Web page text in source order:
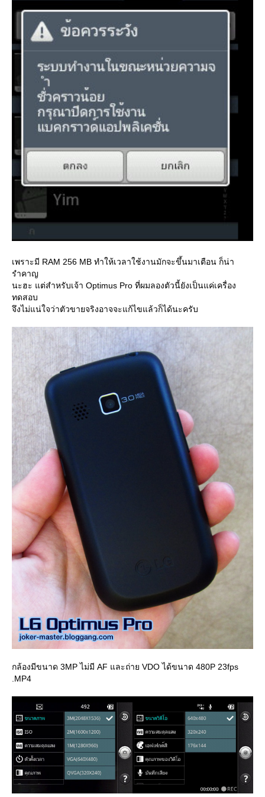
เพราะมี RAM 256 MB ทำให้เวลาใช้งานมักจะขึ้นมาเตือน ก็น่า
รำคาญ
นะฮะ แต่สำหรับเจ้า Optimus Pro ที่ผมลองตัวนี้ยังเป็นแค่เครื่อง
ทดสอบ
จึงไม่แน่ใจว่าตัวขายจริงอาจจะแก้ไขแล้วก็ได้นะครับ
กล้องมีขนาด 3MP ไม่มี AF และถ่าย VDO ได้ขนาด 480P 23fps
.MP4